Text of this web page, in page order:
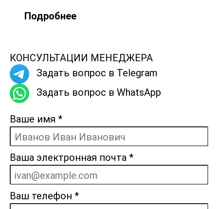
Подробнее
КОНСУЛЬТАЦИИ МЕНЕДЖЕРА
Задать вопрос в Telegram
Задать вопрос в WhatsApp
Ваше имя *
Ваша электронная почта *
Ваш телефон *